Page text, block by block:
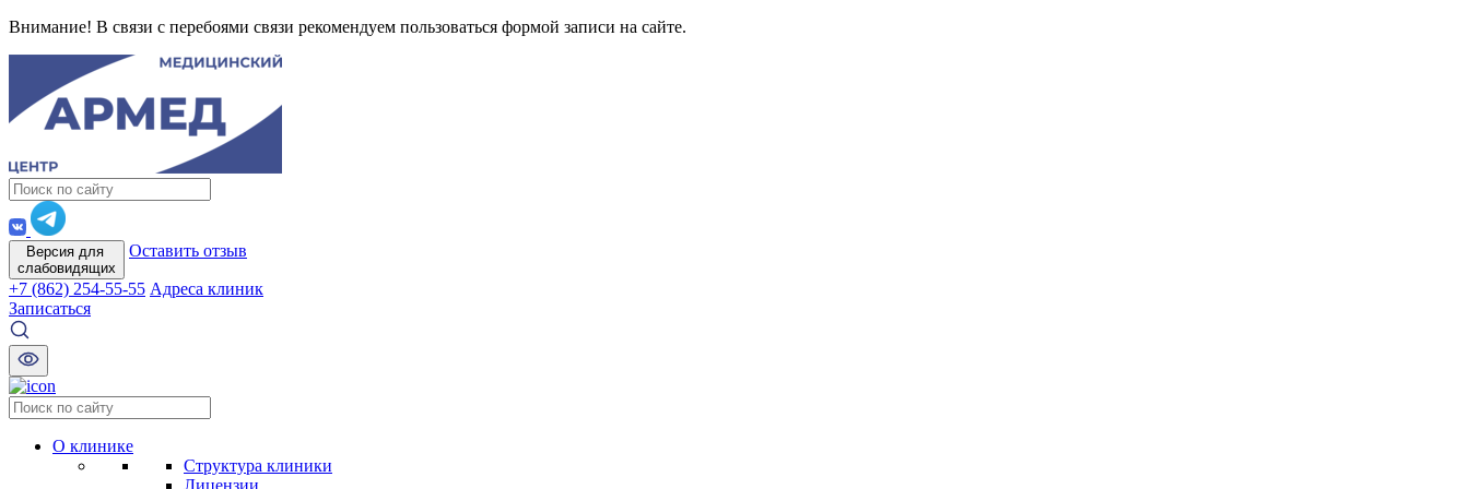
Внимание! В связи с перебоями связи рекомендуем пользоваться формой записи на сайте.
Версия для
слабовидящих
Оставить отзыв
+7 (862) 254-55-55 Адреса клиник
Записаться
О клинике
Структура клиники
Лицензии